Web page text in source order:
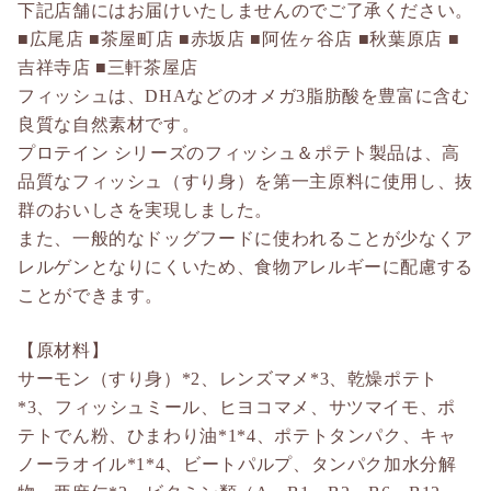
下記店舗にはお届けいたしませんのでご了承ください。
■広尾店 ■茶屋町店 ■赤坂店 ■阿佐ヶ谷店 ■秋葉原店 ■
吉祥寺店 ■三軒茶屋店
フィッシュは、DHAなどのオメガ3脂肪酸を豊富に含む
良質な自然素材です。
プロテイン シリーズのフィッシュ＆ポテト製品は、高
品質なフィッシュ（すり身）を第一主原料に使用し、抜
群のおいしさを実現しました。
また、一般的なドッグフードに使われることが少なくア
レルゲンとなりにくいため、食物アレルギーに配慮する
ことができます。
【原材料】
サーモン（すり身）*2、レンズマメ*3、乾燥ポテト
*3、フィッシュミール、ヒヨコマメ、サツマイモ、ポ
テトでん粉、ひまわり油*1*4、ポテトタンパク、キャ
ノーラオイル*1*4、ビートパルプ、タンパク加水分解